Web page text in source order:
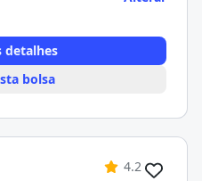
detalhes
bolsa
4.2